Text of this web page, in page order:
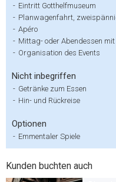
- Eintritt Gotthelfmuseum
- Planwagenfahrt,
- Apéro
- Mittag- oder Abendessen
- Organisation des Events
Nicht inbegriffen
- Getränke zum Essen
- Hin- und Rückreise
Optionen
- Emmentaler Spiele
Kunden buchten auch